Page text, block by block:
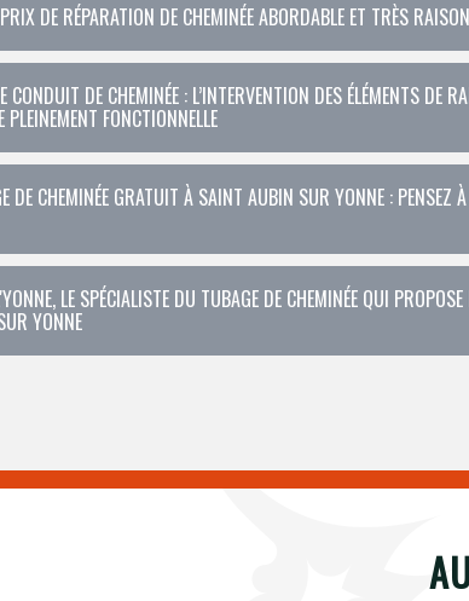
DE RÉPARATION DE CHEMINÉE ABORDABLE ET TRÈS
CONDUIT DE CHEMINÉE : L’INTERVENTION DES ÉLÉMENTS DE
FONCTIONNELLE
DE CHEMINÉE GRATUIT À SAINT AUBIN SUR YONNE : PENSEZ À
LE SPÉCIALISTE DU TUBAGE DE CHEMINÉE QUI
YONNE